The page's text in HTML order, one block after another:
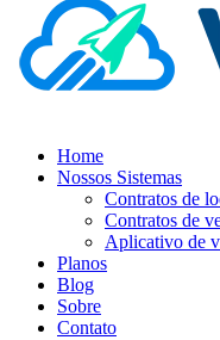
Home
Nossos Sistemas
Contratos de
Contratos de
Aplicativo de
Planos
Blog
Sobre
Contato